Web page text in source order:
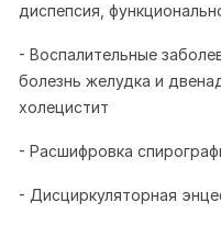
диспепсия,
- Воспалительные
болезнь желудка и
холецистит
- Расшифровка
- Дисциркуляторная